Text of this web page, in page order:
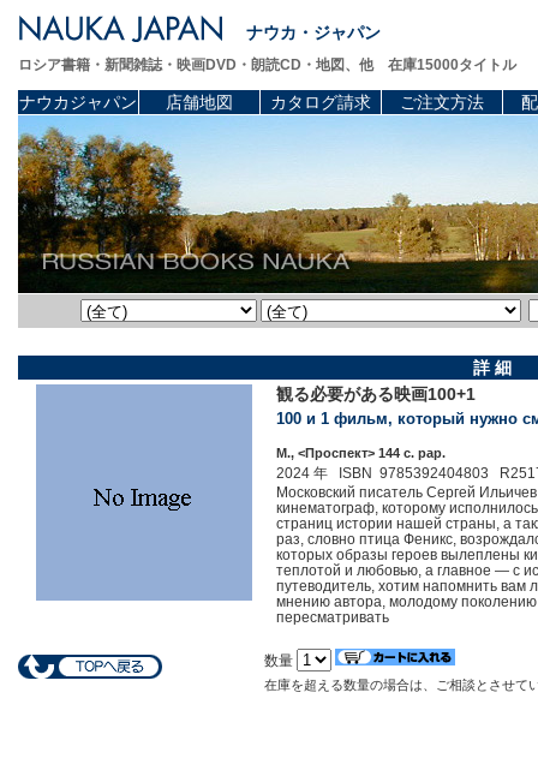
ナウカ・ジャパン
ロシア書籍・新聞雑誌・映画DVD・朗読CD・地図、他 在庫15000タイトル
ナウカジャパン 店舗地図 カタログ請求 ご注文方法
詳 細
観る必要がある映画100+1
100 и 1 фильм, который нужно
М., <Проспект> 144 c. pap.
2024 年 ISBN 9785392404803
Московский писатель Сергей
кинематограф, которому
страниц истории нашей страны, а
раз, словно птица Феникс,
которых образы героев вылеплены
теплотой и любовью, а главное — с
путеводитель, хотим напомнить вам
мнению автора, молодому
пересматривать
数量
在庫を超える数量の場合は、ご相談とさせて